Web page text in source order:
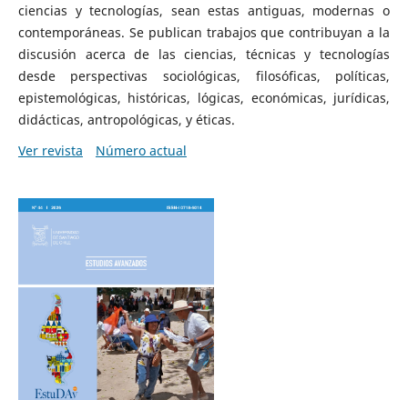
ciencias y tecnologías, sean estas antiguas, modernas o
contemporáneas. Se publican trabajos que contribuyan a la
discusión acerca de las ciencias, técnicas y tecnologías
desde perspectivas sociológicas, filosóficas, políticas,
epistemológicas, históricas, lógicas, económicas, jurídicas,
didácticas, antropológicas, y éticas.
Ver revista
Número actual